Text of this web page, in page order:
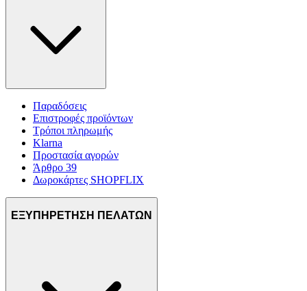
Παραδόσεις
Επιστροφές προϊόντων
Τρόποι πληρωμής
Klarna
Προστασία αγορών
Άρθρο 39
Δωροκάρτες SHOPFLIX
ΕΞΥΠΗΡΕΤΗΣΗ ΠΕΛΑΤΩΝ